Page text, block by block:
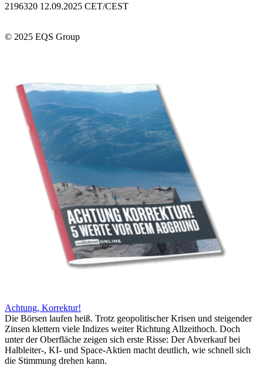
2196320 12.09.2025 CET/CEST
© 2025 EQS Group
Achtung, Korrektur!
Die Börsen laufen heiß. Trotz geopolitischer Krisen und steigender
Zinsen klettern viele Indizes weiter Richtung Allzeithoch. Doch
unter der Oberfläche zeigen sich erste Risse: Der Abverkauf bei
Halbleiter-, KI- und Space-Aktien macht deutlich, wie schnell sich
die Stimmung drehen kann.